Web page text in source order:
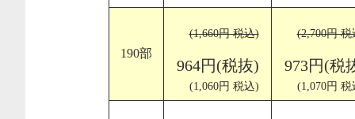
190部
(1,660円 税込)
964円(税抜)
(1,060円 税込)
(2,700円 税
973円(税
(1,070円 税